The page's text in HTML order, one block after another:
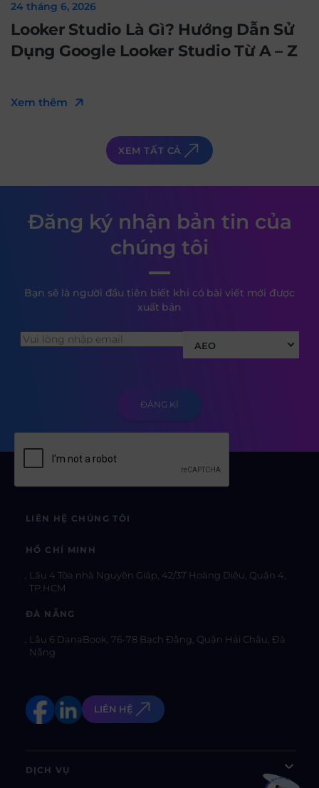
24 tháng 6, 2026
Looker Studio Là Gì? Hướng Dẫn Sử
Dụng Google Looker Studio Từ A – Z
Xem thêm
XEM TẤT CẢ
Đăng ký nhận bản tin của
chúng tôi
Bạn sẽ là người đầu tiên biết khi có bài viết mới được
xuất bản
AEO
LIÊN HỆ CHÚNG TÔI
HỒ CHÍ MINH
Lầu 4 Tòa nhà Nguyên Giáp, 42/37 Hoàng Diệu, Quận 4,
TP.HCM
ĐÀ NẴNG
Lầu 6 DanaBook, 76-78 Bạch Đằng, Quận Hải Châu, Đà
Nẵng
LIÊN HỆ
DỊCH VỤ